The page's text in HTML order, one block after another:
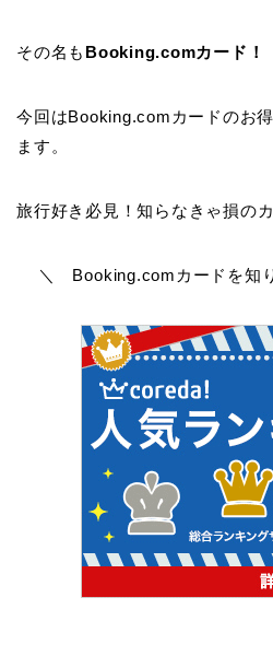
その名も Booking.comカード！
今回はBooking.comカードのお
ます。
旅行好き必見！知らなきゃ損の
＼ Booking.comカードを知